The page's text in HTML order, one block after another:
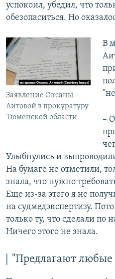
успокоил, убедил, что
обезопаситься. Но
Заявление Оксаны
Аитовой в прокуратуру
Тюменской области
В
–
Улыбнулись и
На бумаге не отметили,
знала, что нужно
Еще из-за этого я не
на судмедэкспертизу.
только ту, что сделали по
Ничего этого не знала.
"Предлагают любые